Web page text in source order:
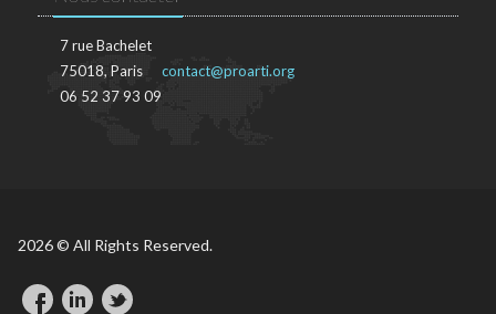
7 rue Bachelet
75018, Paris
06 52 37 93 09
contact@proarti.org
2026 © All Rights Reserved.